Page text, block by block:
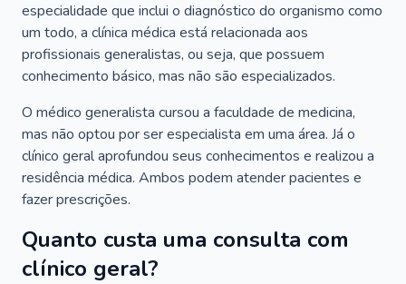
especialidade que inclui o diagnóstico do organismo como
um todo, a clínica médica está relacionada aos
profissionais generalistas, ou seja, que possuem
conhecimento básico, mas não são especializados.
O médico generalista cursou a faculdade de medicina,
mas não optou por ser especialista em uma área. Já o
clínico geral aprofundou seus conhecimentos e realizou a
residência médica. Ambos podem atender pacientes e
fazer prescrições.
Quanto custa uma consulta com
clínico geral?